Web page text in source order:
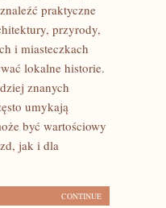
praktyczne
przyrody,
i miasteczkach
lokalne historie.
znanych
umykają
być wartościowy
jak i dla
CONTINUE